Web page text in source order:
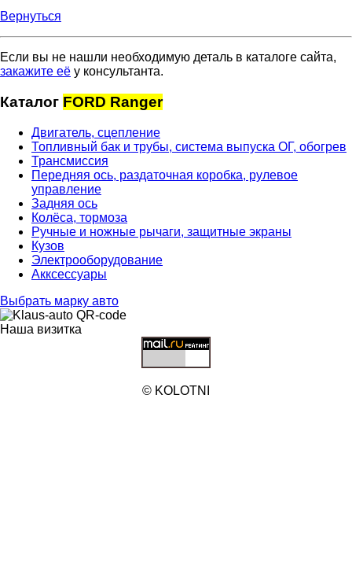
Вернуться
Если вы не нашли необходимую деталь в каталоге сайта,
закажите её у консультанта.
Каталог FORD Ranger
Двигатель, сцепление
Топливный бак и трубы, система выпуска ОГ, обогрев
Трансмиссия
Передняя ось, раздаточная коробка, рулевое
управление
Задняя ось
Колёса, тормоза
Ручные и ножные рычаги, защитные экраны
Кузов
Электрооборудование
Акксессуары
Выбрать марку авто
Наша визитка
© KOLOTNI